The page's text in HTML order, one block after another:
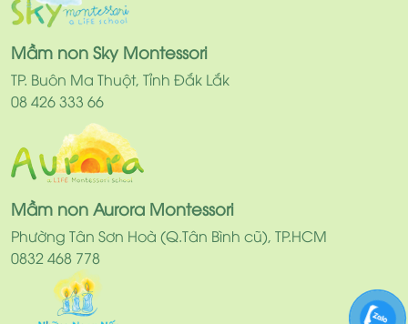
Mầm non Sky Montessori
TP. Buôn Ma Thuột, Tỉnh Đắk Lắk
08 426 333 66
Mầm non Aurora Montessori
Phường Tân Sơn Hoà (Q.Tân Bình cũ), TP.HCM
0832 468 778